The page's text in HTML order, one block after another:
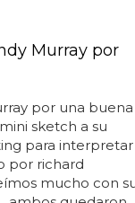
de conocer si
directamente
hacer
con tu
novia
a sus amigos o
pistas... si
tus amigos,
su estado de
un país muy